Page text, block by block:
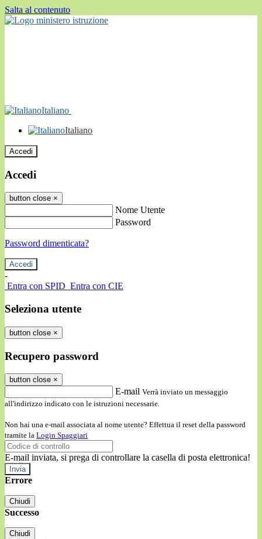
Salta al contenuto
Italiano
Italiano
Accedi
Accedi
button close ×
Nome Utente
Password
Password dimenticata?
-
Entra con SPID Entra con CIE
Seleziona utente
button close ×
Recupero password
button close ×
E-mail Verrà inviato un messaggio
all'indirizzo indicato con le istruzioni necessarie.
Non hai una e-mail associata al nome utente? Effettua il reset della password
tramite la Login Spaggiari
E-mail inviata, si prega di controllare la casella di posta elettronica!
Errore
Chiudi
Successo
Chiudi